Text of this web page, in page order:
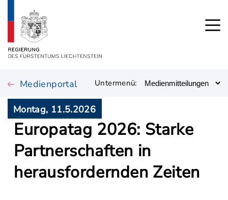
Medienportal Untermenü:
Montag, 11.5.2026
Europatag 2026: Starke
Partnerschaften in
herausfordernden Zeiten